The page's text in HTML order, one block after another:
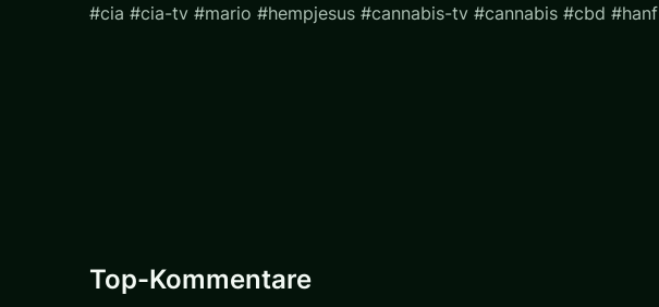
#cia #cia-tv #mario #hempjesus #cannabis-tv #cannabis #cbd #hanf
Top-Kommentare